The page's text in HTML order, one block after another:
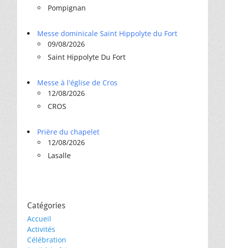
Pompignan
Messe dominicale Saint Hippolyte du Fort
09/08/2026
Saint Hippolyte Du Fort
Messe à l'église de Cros
12/08/2026
CROS
Prière du chapelet
12/08/2026
Lasalle
Catégories
Accueil
Activités
Célébration